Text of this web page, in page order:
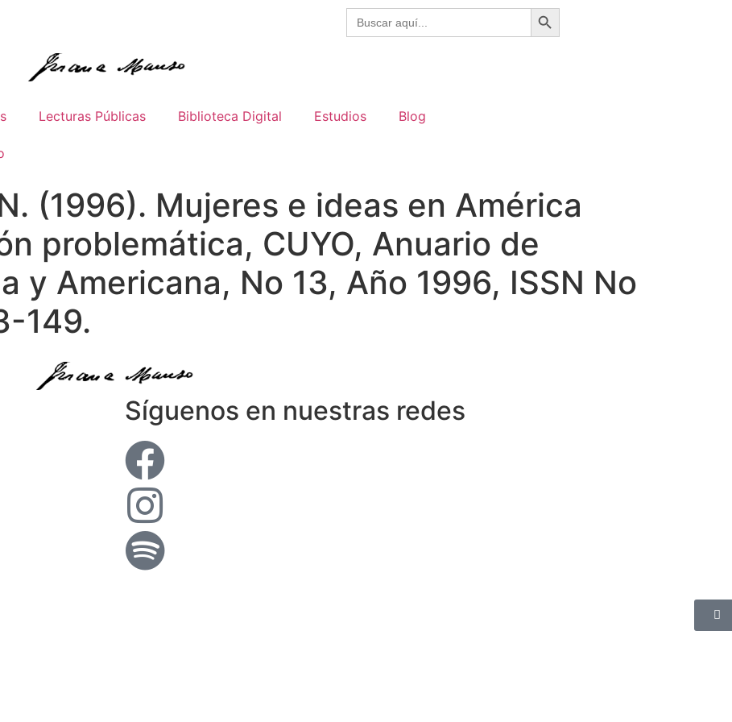
Buscar: Botón de búsqueda
Lecturas Públicas Biblioteca Digital Estudios Blog
(1996). Mujeres e ideas en América
problemática, CUYO, Anuario de
y Americana, No 13, Año 1996, ISSN No
149.
Síguenos en nuestras redes